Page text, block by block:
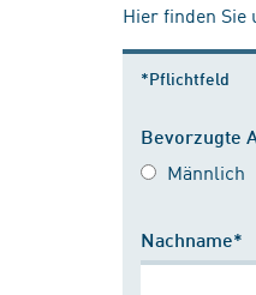
Hier finden Sie
*Pflichtfeld
Bevorzugte
Männlich
Nachname*